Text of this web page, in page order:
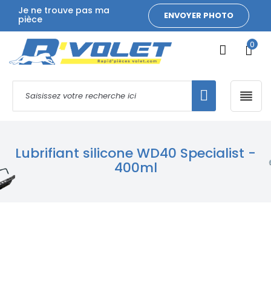
Je ne trouve pas ma
pièce ENVOYER PHOTO
0

Lubrifiant silicone WD40 Specialist -
400ml